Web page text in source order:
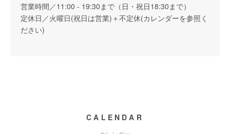
営業時間／11:00 - 19:30まで（日・祝日18:30まで）
定休日／火曜日(祝日は営業)＋不定休(カレンダーを参照く
ださい)
CALENDAR